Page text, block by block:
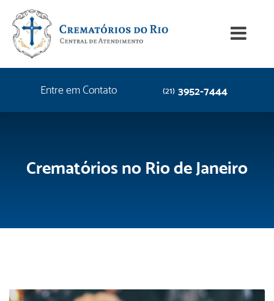
Entre em Contato (21) 3952-7444
Crematórios no Rio de Janeiro